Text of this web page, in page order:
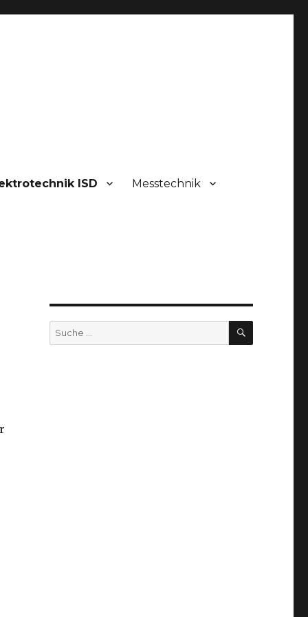
ISD Messtechnik
Suche
nach:
SUCHEN